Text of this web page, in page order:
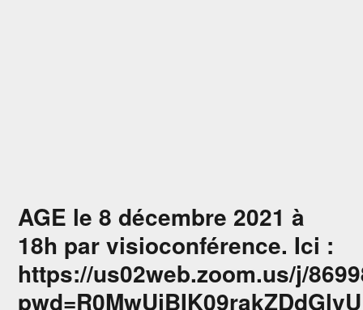
AGE le 8 décembre 2021 à
18h par visioconférence. Ici :
https://us02web.zoom.us/j/